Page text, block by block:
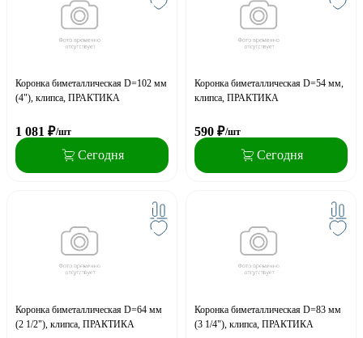
Коронка биметаллическая D=102 мм
(4"), клипса, ПРАКТИКА
1 081 ₽/шт
Сегодня
Коронка биметаллическая D=54 мм,
клипса, ПРАКТИКА
590 ₽/шт
Сегодня
Коронка биметаллическая D=64 мм
(2 1/2"), клипса, ПРАКТИКА
Коронка биметаллическая D=83 мм
(3 1/4"), клипса, ПРАКТИКА